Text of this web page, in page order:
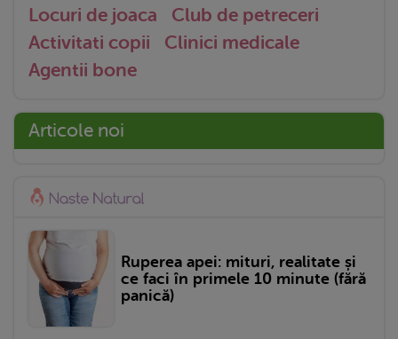
Locuri de joaca
Club de petreceri
Activitati copii
Clinici medicale
Agentii bone
Articole noi
Ruperea apei: mituri, realitate și
ce faci în primele 10 minute (fără
panică)